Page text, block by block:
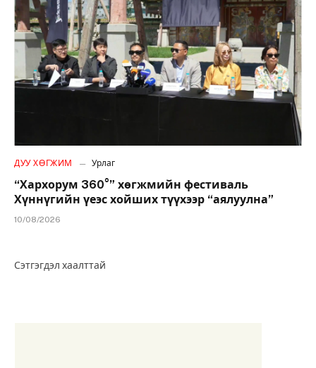
ДУУ ХӨГЖИМ Урлаг
“Хархорум 360°” хөгжмийн фестиваль
Хүннүгийн үеэс хойших түүхээр “аялуулна”
10/08/2026
Сэтгэгдэл хаалттай